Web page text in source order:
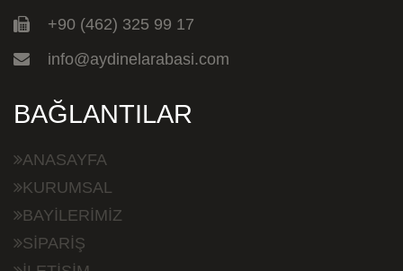
+90 (462) 325 99 17
info@aydinelarabasi.com
BAĞLANTILAR
ANASAYFA
KURUMSAL
BAYİLERİMİZ
SİPARİŞ